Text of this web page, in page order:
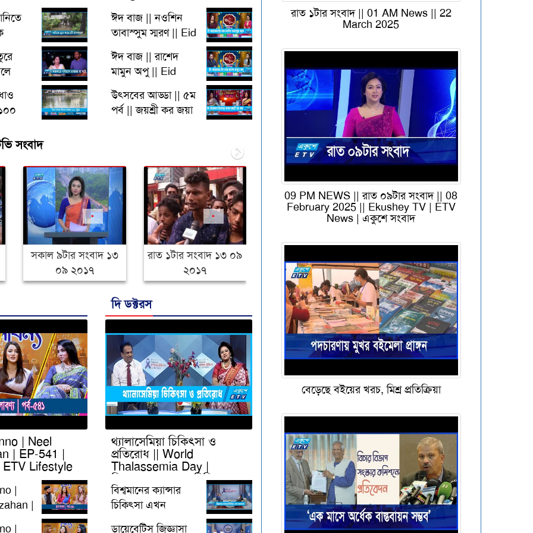
||
ঈদ বাজ || নওশিন
তাবাস্সুম স্মরণ || Eid
Program || Ep_06
|| ২৭ এপ্রিল ২০২৩
ঈদ বাজ || রাশেদ
মামুন অপু || Eid
Program || Eid
Buzz || Ep_05 ||
২৬ এপ্রিল ২০২৩
উৎসবের আড্ডা || ৫ম
পর্ব || জয়শ্রী কর জয়া
সংবাদ
দুপুর ২টার খবর
১২.০৯.২০১৭
সকাল ১১টার সংবাদ ১২
০৯ ২০১৭
Next
| Neel
| EP-541 |
ETV Lifestyle
|
|
|
দি ডক্টরস
থ্যালাসেমিয়া চিকিৎসা ও
প্রতিরোধ || World
Thalassemia Day |
বিশ্বমানের ক্যান্সার চিকিৎসা
বিশ্বমানের ক্যান্সার
চিকিৎসা এখন
বাংলাদেশে | ২৬ মে
ডায়েবেটিস জিজ্ঞাসা
রাত ১টার সংবাদ || 01 AM News || 22
March 2025
09 PM NEWS || রাত ০৯টার সংবাদ || 08
February 2025 || Ekushey TV | ETV
News | একুশে সংবাদ
বেড়েছে বইয়ের খরচ, মিশ্র প্রতিক্রিয়া